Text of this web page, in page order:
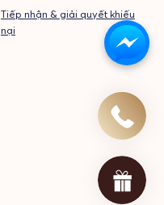
Tiếp nhận & giải quyết khiếu
nại